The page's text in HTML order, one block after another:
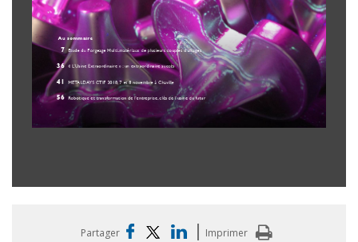
Partager | Imprimer